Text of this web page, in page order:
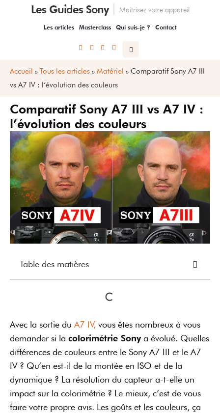
Les Guides Sony Maitrisez votre appareil
Les articles Masterclass Qui suis-je ? Contact
Accueil » Tous les articles » Matériel » Comparatif Sony A7 III
vs A7 IV : l’évolution des couleurs
Comparatif Sony A7 III vs A7 IV :
l’évolution des couleurs
Table des matières
Avec la sortie du A7 IV, vous êtes nombreux à vous
demander si la colorimétrie Sonya évolué. Quelles
différences de couleurs entre le Sony A7 III et le A7
IV ? Qu’en est-il de la montée en ISO et de la
dynamique ? La résolution du capteur a-t-elle un
impact sur la colorimétrie ? Le mieux, c’est de vous
faire votre propre avis. Les goûts et les couleurs, ça